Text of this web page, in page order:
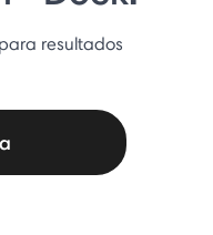
resultados